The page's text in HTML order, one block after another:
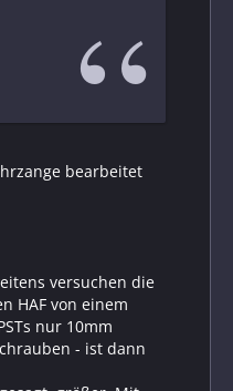
bearbeitet
versuchen die
HAF von einem
nur 10mm
- ist dann